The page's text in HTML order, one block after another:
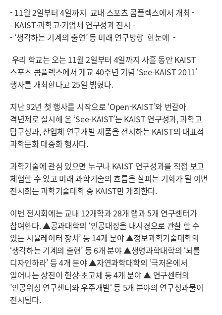
- 11월 2일부터 4일까지 교내 스포츠 콤플렉스에서 개최 -
- KAIST·과학고·기업체 연구성과 전시 -
- ‘생각하는 기계의 출연’ 등 미래 연구방향 한눈에 -
우리 학교는 오는 11월 2일부터 4일까지 사흘 동안 KAIST
스포츠 콤플렉스에서 개교 40주년 기념 ‘See-KAIST 2011’
행사를 개최한다고 25일 밝혔다.
지난 92년 첫 행사를 시작으로 ‘Open-KAIST’와 번갈아
격년제로 실시해 온 ‘See-KAIST’는 KAIST 연구성과, 과학고
탐구성과, 산업체 연구개발 제품을 전시하는 KAIST의 대표적
과학문화 대중화 행사다.
과학기술에 관심 있으면 누구나 KAIST 연구성과를 직접 보고
체험할 수 있고 미래 과학기술의 흐름을 살피는 기회가 될 이번
전시회는 과학기술대학 중 KAIST만 개최한다.
이번 전시회에는 교내 12개학과 28개 랩과 5개 연구센터가
참여한다. ▲공과대학의 ‘인공대장을 내시경으로 관찰 할 수
있는 시뮬레이터 장치’ 등 14개 분야 ▲정보과학기술대학의
‘생각하는 기계의 출현’ 등 6개 분야 ▲생명과학대학의 ‘뇌를
디자인하라’ 등 4개 분야 ▲자연과학대학의 ‘극저온에서
일어나는 상전이 현상·초고체 등 4개 분야 ▲ 연구센터의
’인공위성 연구센터와 우주개발‘ 등 5개 분야의 연구성과물이
전시된다.